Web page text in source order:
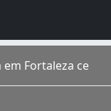
Fortaleza ce